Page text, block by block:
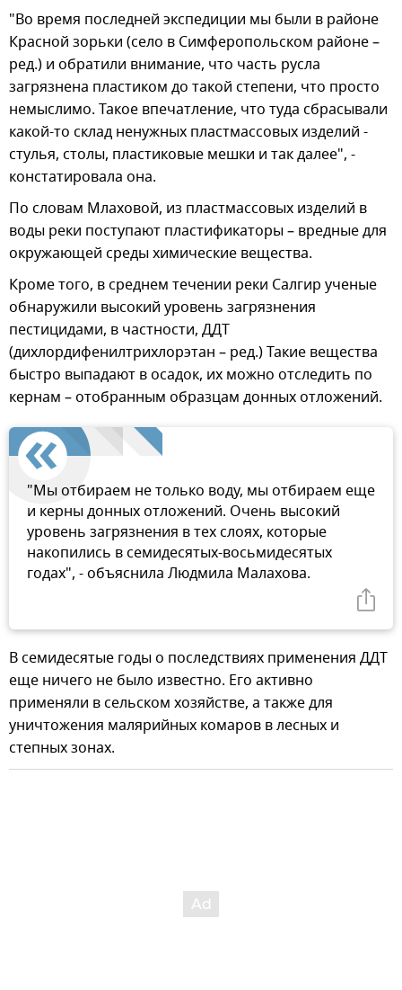
"Во время последней экспедиции мы были в районе
Красной зорьки (село в Симферопольском районе –
ред.) и обратили внимание, что часть русла
загрязнена пластиком до такой степени, что просто
немыслимо. Такое впечатление, что туда сбрасывали
какой-то склад ненужных пластмассовых изделий -
стулья, столы, пластиковые мешки и так далее", -
констатировала она.
По словам Млаховой, из пластмассовых изделий в
воды реки поступают пластификаторы – вредные для
окружающей среды химические вещества.
Кроме того, в среднем течении реки Салгир ученые
обнаружили высокий уровень загрязнения
пестицидами, в частности, ДДТ
(дихлордифенилтрихлорэтан – ред.) Такие вещества
быстро выпадают в осадок, их можно отследить по
кернам – отобранным образцам донных отложений.
"Мы отбираем не только воду, мы отбираем еще
и керны донных отложений. Очень высокий
уровень загрязнения в тех слоях, которые
накопились в семидесятых-восьмидесятых
годах", - объяснила Людмила Малахова.
В семидесятые годы о последствиях применения ДДТ
еще ничего не было известно. Его активно
применяли в сельском хозяйстве, а также для
уничтожения малярийных комаров в лесных и
степных зонах.